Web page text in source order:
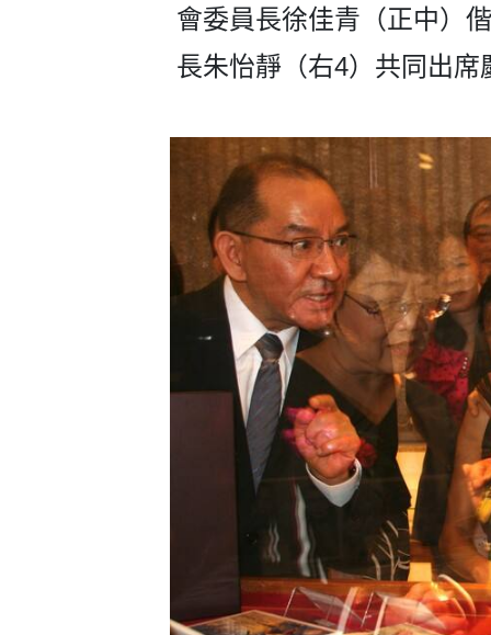
會委員長徐佳青（正中）
長朱怡靜（右4）共同出